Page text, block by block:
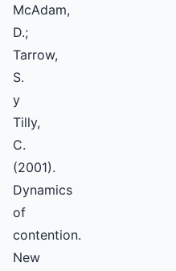
McAdam,
D.;
Tarrow,
S.
y
Tilly,
C.
(2001).
Dynamics
of
contention.
New